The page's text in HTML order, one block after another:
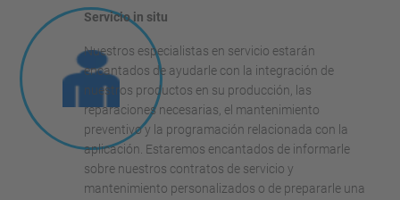
Servicio in situ
Nuestros especialistas en servicio estarán
encantados de ayudarle con la integración de
nuestros productos en su producción, las
reparaciones necesarias, el mantenimiento
preventivo y la programación relacionada con la
aplicación. Estaremos encantados de informarle
sobre nuestros contratos de servicio y
mantenimiento personalizados o de prepararle una